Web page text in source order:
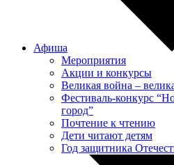
Афиша
Мероприятия
Акции и конкурсы
Великая война –
Фестиваль-конкурс
город”
Почтение к чтению
Дети читают детям
Год защитника